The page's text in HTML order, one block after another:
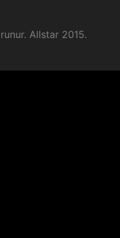
Allstar 2015.